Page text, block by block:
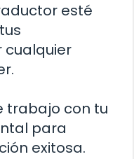
esté
cualquier
trabajo con tu
para
exitosa.